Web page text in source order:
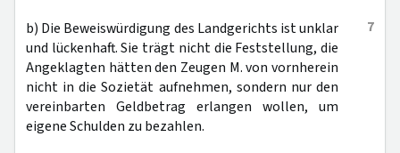
7
b) Die Beweiswürdigung des Landgerichts ist unklar
und lückenhaft. Sie trägt nicht die Feststellung, die
Angeklagten hätten den Zeugen M. von vornherein
nicht in die Sozietät aufnehmen, sondern nur den
vereinbarten Geldbetrag erlangen wollen, um
eigene Schulden zu bezahlen.